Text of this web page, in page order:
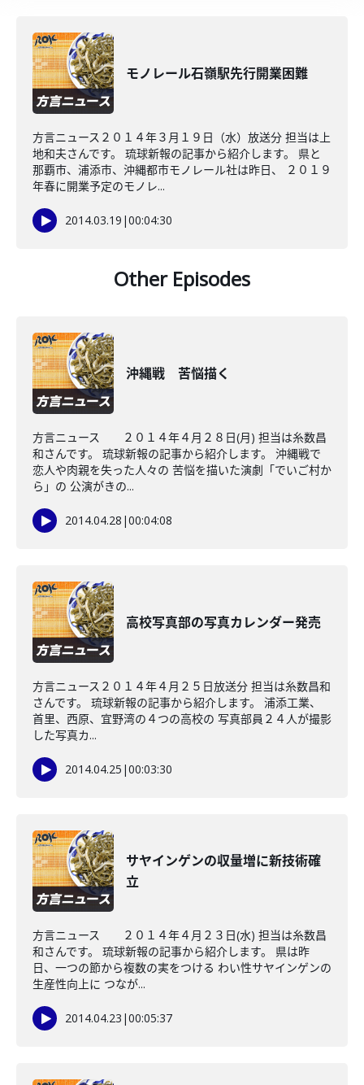
モノレール石嶺駅先行開業困難
方言ニュース２０１４年３月１９日（水）放送分 担当は上
地和夫さんです。 琉球新報の記事から紹介します。 県と
那覇市、浦添市、沖縄都市モノレール社は昨日、 ２０１９
年春に開業予定のモノレ...
2014.03.19 |00:04:30
Other Episodes
沖縄戦 苦悩描く
方言ニュース ２０１４年４月２８日(月) 担当は糸数昌
和さんです。 琉球新報の記事から紹介します。 沖縄戦で
恋人や肉親を失った人々の 苦悩を描いた演劇「でいご村か
ら」の 公演がきの...
2014.04.28 |00:04:08
高校写真部の写真カレンダー発売
方言ニュース２０１４年４月２５日放送分 担当は糸数昌和
さんです。 琉球新報の記事から紹介します。 浦添工業、
首里、西原、宜野湾の４つの高校の 写真部員２４人が撮影
した写真カ...
2014.04.25 |00:03:30
サヤインゲンの収量増に新技術確
立
方言ニュース ２０１４年４月２３日(水) 担当は糸数昌
和さんです。 琉球新報の記事から紹介します。 県は昨
日、一つの節から複数の実をつける わい性サヤインゲンの
生産性向上に つなが...
2014.04.23 |00:05:37